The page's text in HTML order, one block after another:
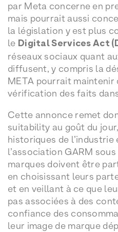
par Meta concerne en
mais pourrait aussi
la législation y est plus
le Digital Services Act
réseaux sociaux quant
diffusent, y compris la
META pourrait
vérification des faits dans
Cette annonce remet
suitability au goût du
historiques de
l’association GARM sous
marques doivent être
en choisissant leurs
et en veillant à ce que
pas associées à des
confiance des
leur image de marque